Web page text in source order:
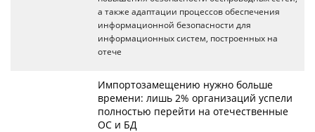
а также адаптации процессов обеспечения
информационной безопасности для
информационных систем, построенных на
отече
Импортозамещению нужно больше
времени: лишь 2% организаций успели
полностью перейти на отечественные
ОС и БД